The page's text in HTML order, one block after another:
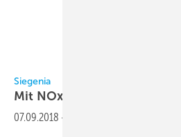
Siegenia
Mit NOx-Filter zur gesunden
07.09.2018 -